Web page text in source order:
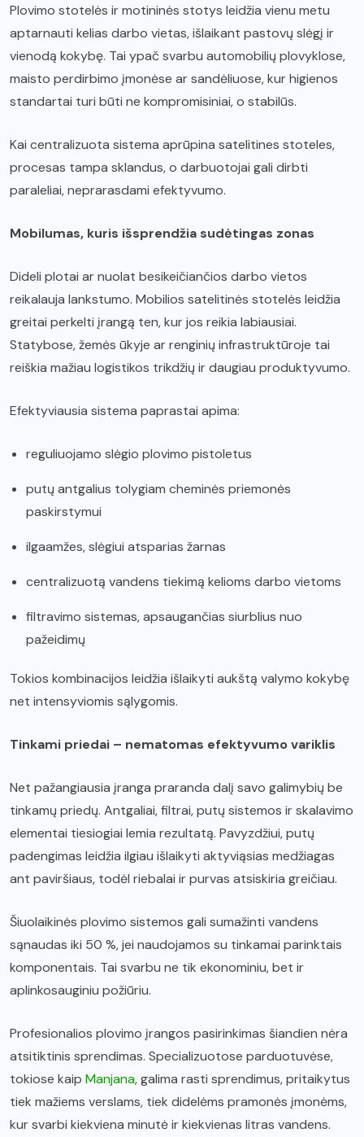
Plovimo stotelės ir motininės stotys leidžia vienu metu
aptarnauti kelias darbo vietas, išlaikant pastovų slėgį ir
vienodą kokybę. Tai ypač svarbu automobilių plovyklose,
maisto perdirbimo įmonėse ar sandėliuose, kur higienos
standartai turi būti ne kompromisiniai, o stabilūs.
Kai centralizuota sistema aprūpina satelitines stoteles,
procesas tampa sklandus, o darbuotojai gali dirbti
paraleliai, neprarasdami efektyvumo.
Mobilumas, kuris išsprendžia sudėtingas zonas
Dideli plotai ar nuolat besikeičiančios darbo vietos
reikalauja lankstumo. Mobilios satelitinės stotelės leidžia
greitai perkelti įrangą ten, kur jos reikia labiausiai.
Statybose, žemės ūkyje ar renginių infrastruktūroje tai
reiškia mažiau logistikos trikdžių ir daugiau produktyvumo.
Efektyviausia sistema paprastai apima:
reguliuojamo slėgio plovimo pistoletus
putų antgalius tolygiam cheminės priemonės
paskirstymui
ilgaamžes, slėgiui atsparias žarnas
centralizuotą vandens tiekimą kelioms darbo vietoms
filtravimo sistemas, apsaugančias siurblius nuo
pažeidimų
Tokios kombinacijos leidžia išlaikyti aukštą valymo kokybę
net intensyviomis sąlygomis.
Tinkami priedai – nematomas efektyvumo variklis
Net pažangiausia įranga praranda dalį savo galimybių be
tinkamų priedų. Antgaliai, filtrai, putų sistemos ir skalavimo
elementai tiesiogiai lemia rezultatą. Pavyzdžiui, putų
padengimas leidžia ilgiau išlaikyti aktyviąsias medžiagas
ant paviršiaus, todėl riebalai ir purvas atsiskiria greičiau.
Šiuolaikinės plovimo sistemos gali sumažinti vandens
sąnaudas iki 50 %, jei naudojamos su tinkamai parinktais
komponentais. Tai svarbu ne tik ekonominiu, bet ir
aplinkosauginiu požiūriu.
Profesionalios plovimo įrangos pasirinkimas šiandien nėra
atsitiktinis sprendimas. Specializuotose parduotuvėse,
tokiose kaip Manjana, galima rasti sprendimus, pritaikytus
tiek mažiems verslams, tiek didelėms pramonės įmonėms,
kur svarbi kiekviena minutė ir kiekvienas litras vandens.